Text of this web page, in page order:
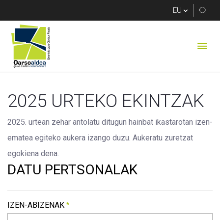
AGUSTINAK
2025 URTEKO EKINTZAK
2025. urtean zehar antolatu ditugun hainbat ikastarotan izen-
ematea egiteko aukera izango duzu. Aukeratu zuretzat
egokiena dena.
DATU PERTSONALAK
IZEN-ABIZENAK